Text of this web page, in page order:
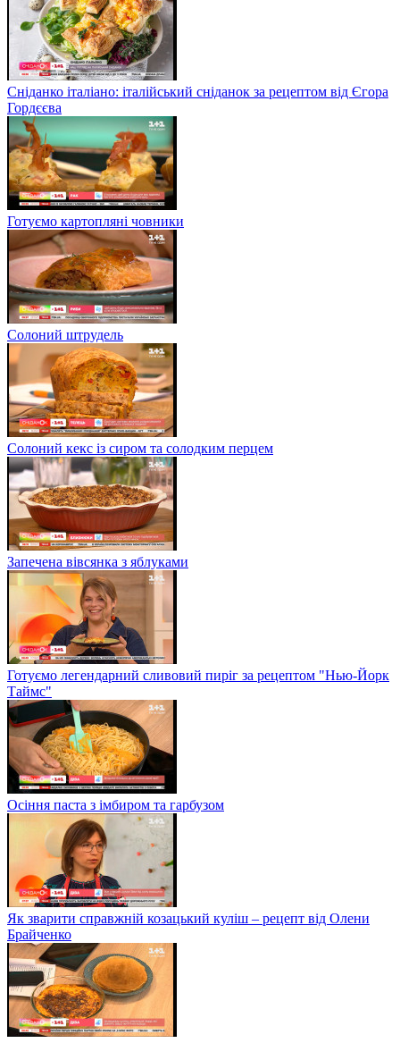
Сніданко італіано: італійський сніданок за рецептом від Єгора
Гордєєва
Готуємо картопляні човники
Солоний штрудель
Солоний кекс із сиром та солодким перцем
Запечена вівсянка з яблуками
Готуємо легендарний сливовий пиріг за рецептом "Нью-Йорк
Таймс"
Осіння паста з імбиром та гарбузом
Як зварити справжній козацький куліш – рецепт від Олени
Брайченко